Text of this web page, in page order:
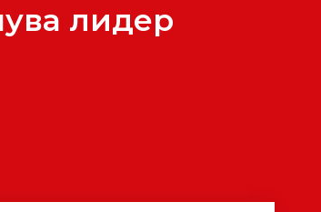
лидер